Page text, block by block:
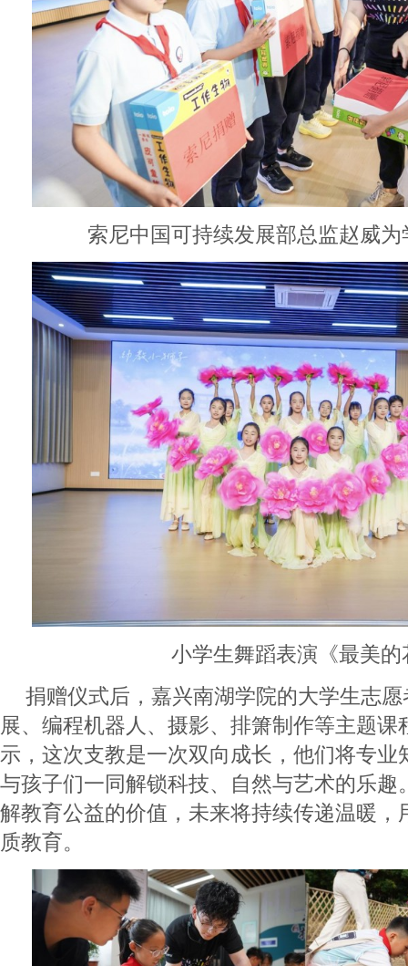
索尼中国可持续发展部总监赵威
小学生舞蹈表演《最美的
捐赠仪式后，嘉兴南湖学院的大学生志
展、编程机器人、摄影、排箫制作等主题课
示，这次支教是一次双向成长，他们将专业
与孩子们一同解锁科技、自然与艺术的乐趣
解教育公益的价值，未来将持续传递温暖，
质教育。